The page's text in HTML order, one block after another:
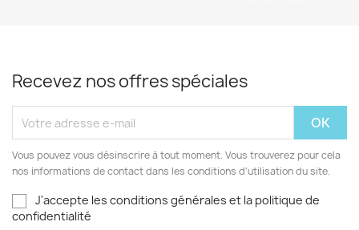
Recevez nos offres spéciales
Vous pouvez vous désinscrire à tout moment. Vous trouverez pour cela
nos informations de contact dans les conditions d'utilisation du site.
J'accepte les conditions générales et la politique de
confidentialité